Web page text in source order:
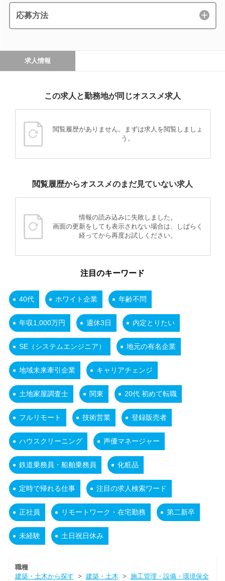
応募方法
求人情報
この求人と勤務地が同じオススメ求人
閲覧履歴がありません。まずは求人を閲覧しましょ
う。
閲覧履歴からオススメのまだ見ていない求人
情報の読み込みに失敗しました。
画面の更新をしても表示されない場合は、しばらく
経ってから再度お試しください。
注目のキーワード
40代 ホワイト企業 年齢不問
年収1,000万円 週休3日 内定とりたい
SE（システムエンジニア） 地元の有名企業
地域未来牽引企業 キャリアチェンジ
土地家屋調査士 関東 20代 初めて転職
フルリモート 技術営業 登録販売者
ハウスクリーニング 声優マネージャー
鉄道乗務員・船舶乗務員 化粧品
定時で帰れる仕事 注目の求人検索ワード
正社員 リモートワーク・在宅勤務 第二新卒
未経験 土日祝日休み
職種
建築・土木から探す > 建築・土木 > 施工管理・設備・環境保全